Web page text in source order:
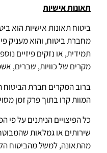
תאונות אישיות
ביטוח תאונות אישיות הוא
מחברת ביטוח, והוא מעניק
תמידית, או נזקים פיזיים
מקרים של כוויות, שברים,
ברוב המקרים חברת הביטוח
המוות קרו בתוך פרק זמן
כל הפיצויים הניתנים על פי
שירותים או גמלאות
מהתאונה, למשל מהביטוח